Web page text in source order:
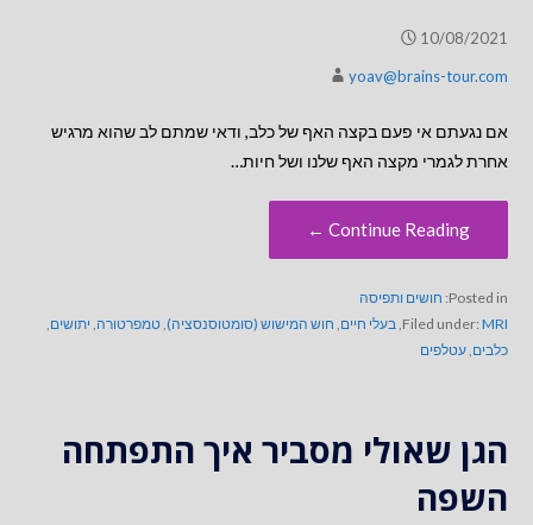
10/08/2021
yoav@brains-tour.com
אם נגעתם אי פעם בקצה האף של כלב, ודאי שמתם לב שהוא מרגיש
אחרת לגמרי מקצה האף שלנו ושל חיות…
Continue Reading ←
Posted in: חושים ותפיסה
Filed under:MRI בעלי חיים חוש המישוש (סומטוסנסציה), טמפרטורה יתושים
כלבים עטלפים
הגן שאולי מסביר איך התפתחה
השפה